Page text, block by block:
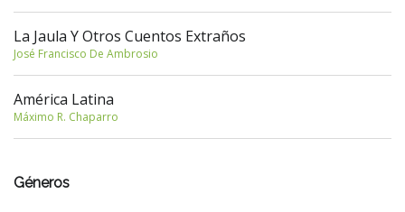
La Jaula Y Otros Cuentos Extraños
José Francisco De Ambrosio
América Latina
Máximo R. Chaparro
Géneros